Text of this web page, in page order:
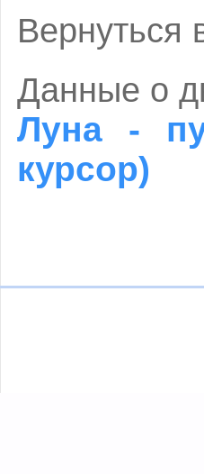
Вернуться
Данные о
Луна -
курсор)